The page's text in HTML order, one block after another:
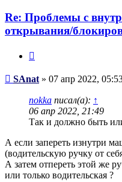
Re: Проблемы с
открывания/
Сообщение
SAnat » 07 апр 2022,
nokka писал(а): ↑
06 апр 2022, 21:49
Так и должно быть
А если запереть изнутри
(водительскую ручку от
А затем отпереть этой же
или только водительская ?